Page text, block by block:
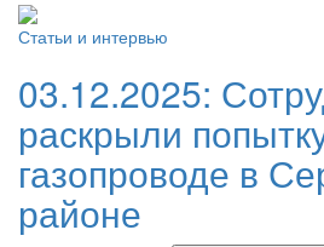
Статьи и интервью
03.12.2025:
раскрыли
газопроводе в
районе